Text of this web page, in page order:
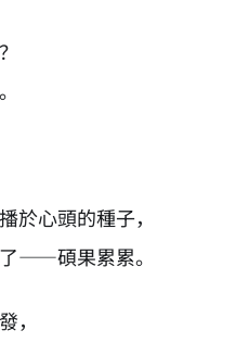
於心頭的種子，
——碩果累累。
，